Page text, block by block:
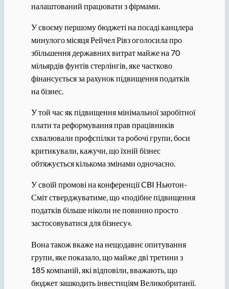
налаштований працювати з фірмами.
У своєму першому бюджеті на посаді канцлера
минулого місяця Рейчел Рівз оголосила про
збільшення державних витрат майже на 70
мільярдів фунтів стерлінгів, яке частково
фінансується за рахунок підвищення податків
на бізнес.
У той час як підвищення мінімальної заробітної
плати та реформування прав працівників
схвалювали профспілки та робочі групи, боси
критикували, кажучи, що їхній бізнес
обтяжується кількома змінами одночасно.
У своїй промові на конференції CBI Ньютон-
Сміт стверджуватиме, що «подібне підвищення
податків більше ніколи не повинно просто
застосовуватися для бізнесу».
Вона також вкаже на нещодавнє опитування
групи, яке показало, що майже дві третини з
185 компаній, які відповіли, вважають, що
бюджет зашкодить інвестиціям Великобританії.